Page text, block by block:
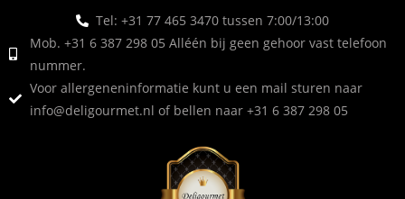
Tel: +31 77 465 3470 tussen 7:00/13:00
Mob. +31 6 387 298 05 Alléén bij geen gehoor vast telefoon
nummer.
Voor allergeneninformatie kunt u een mail sturen naar
info@deligourmet.nl of bellen naar +31 6 387 298 05